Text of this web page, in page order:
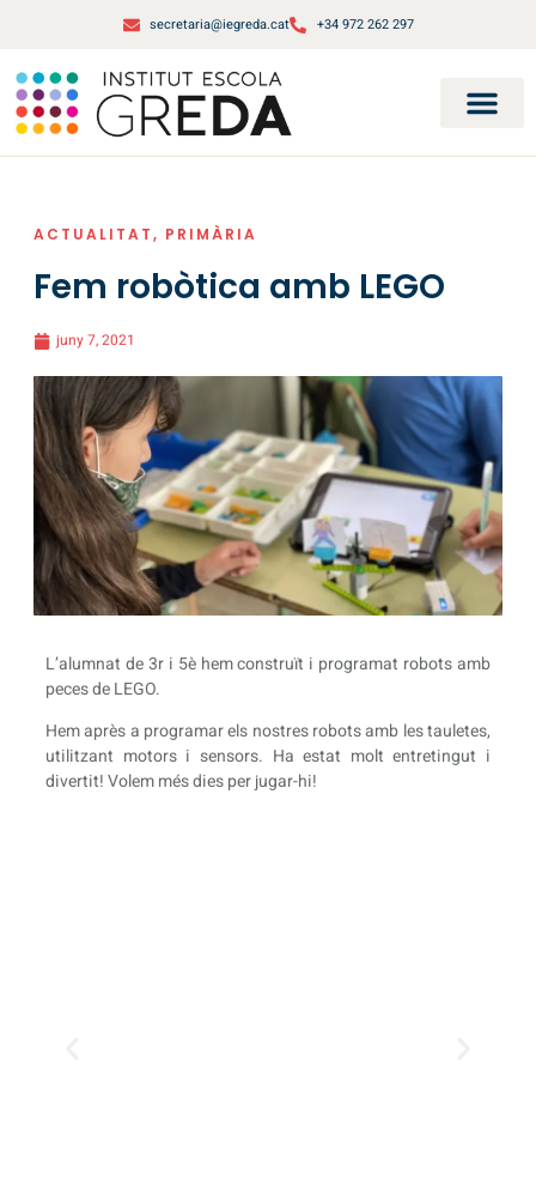
secretaria@iegreda.cat +34 972 262 297
ACTUALITAT, PRIMÀRIA
Fem robòtica amb LEGO
juny 7, 2021
L’alumnat de 3r i 5è hem construït i programat robots amb
peces de LEGO.
Hem après a programar els nostres robots amb les tauletes,
utilitzant motors i sensors. Ha estat molt entretingut i
divertit! Volem més dies per jugar-hi!